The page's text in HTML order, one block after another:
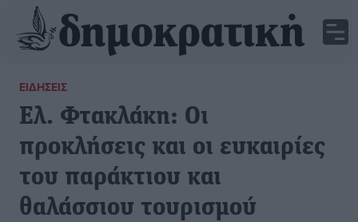
ΕΙΔΉΣΕΙΣ
Ελ. Φτακλάκη: Οι
προκλήσεις και οι ευκαιρίες
του παράκτιου και
θαλάσσιου τουρισμού